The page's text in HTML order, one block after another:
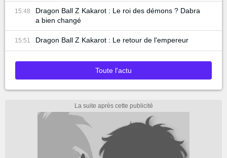
15:48
Dragon Ball Z Kakarot : Le roi des démons ? Dabra
a bien changé
15:51 Dragon Ball Z Kakarot : Le retour de l'empereur
Toute l'actu